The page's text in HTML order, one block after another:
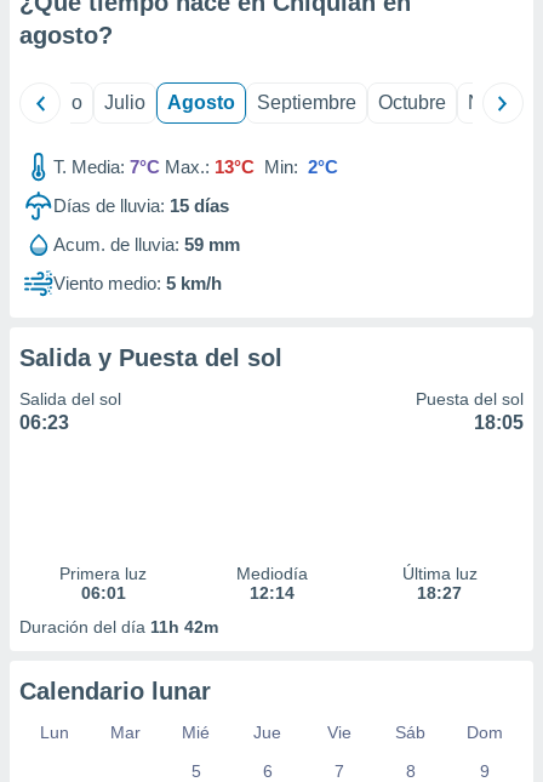
e
publicidad
publicidad
de
agosto?
Junio Julio Agosto Septiembre Octubre
T. Media: 7°C Max.: 13°C Min: 2°C
Días de lluvia: 15 días
Acum. de lluvia: 59 mm
Viento medio: 5 km/h
Salida y Puesta del sol
Salida del sol
06:23
Puesta del sol
18:05
Primera luz
06:01
Mediodía
12:14
Última luz
18:27
Duración del día 11h 42m
Calendario lunar
Lun Mar Mié Jue Vie Sáb
Dom
5
6 7 8 9